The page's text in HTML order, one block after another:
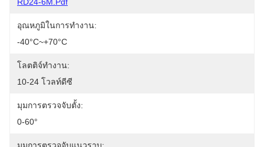
อุณหภูมิในการทำงาน:
-40°C~+70°C
โลตติจ์ทํางาน:
10-24 โวลท์ดีซี
มุมการตรวจจับตั้ง:
0-60°